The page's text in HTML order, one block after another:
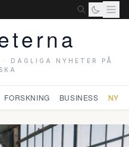
DAGLIGA NYHETER PÅ
FORSKNING BUSINESS